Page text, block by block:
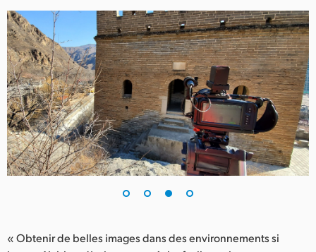
« Obtenir de belles images dans des environnements si